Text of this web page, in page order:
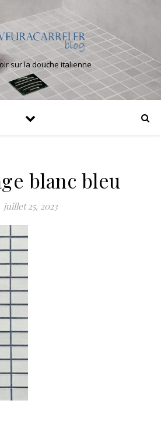
sur la douche italienne
blanc bleu
juillet 25, 2023